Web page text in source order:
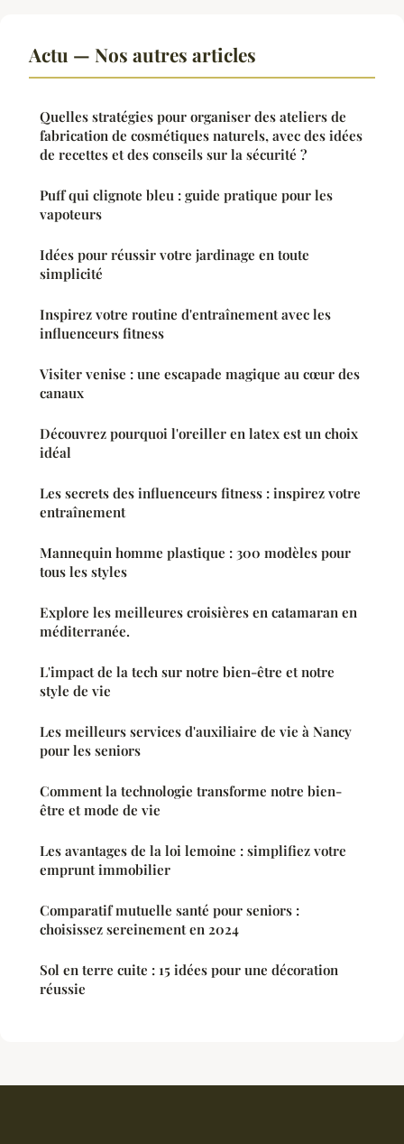
Actu — Nos autres articles
Quelles stratégies pour organiser des ateliers de
fabrication de cosmétiques naturels, avec des idées
de recettes et des conseils sur la sécurité ?
Puff qui clignote bleu : guide pratique pour les
vapoteurs
Idées pour réussir votre jardinage en toute
simplicité
Inspirez votre routine d'entraînement avec les
influenceurs fitness
Visiter venise : une escapade magique au cœur des
canaux
Découvrez pourquoi l'oreiller en latex est un choix
idéal
Les secrets des influenceurs fitness : inspirez votre
entraînement
Mannequin homme plastique : 300 modèles pour
tous les styles
Explore les meilleures croisières en catamaran en
méditerranée.
L'impact de la tech sur notre bien-être et notre
style de vie
Les meilleurs services d'auxiliaire de vie à Nancy
pour les seniors
Comment la technologie transforme notre bien-
être et mode de vie
Les avantages de la loi lemoine : simplifiez votre
emprunt immobilier
Comparatif mutuelle santé pour seniors :
choisissez sereinement en 2024
Sol en terre cuite : 15 idées pour une décoration
réussie